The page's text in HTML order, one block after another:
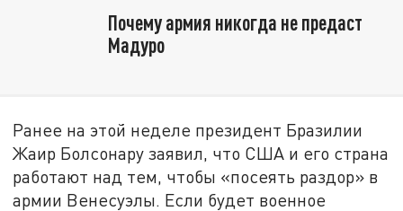
Почему армия никогда не предаст
Мадуро
Ранее на этой неделе президент Бразилии
Жаир Болсонару заявил, что США и его страна
работают над тем, чтобы «посеять раздор» в
армии Венесуэлы. Если будет военное